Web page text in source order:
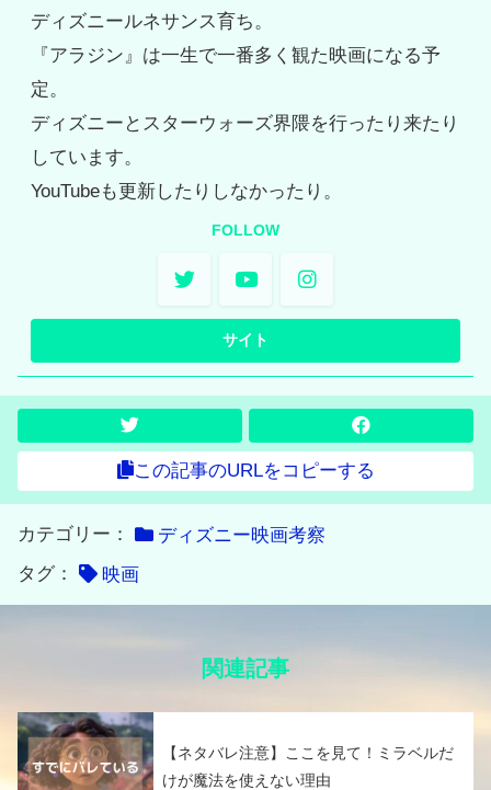
ディズニールネサンス育ち。
『アラジン』は一生で一番多く観た映画になる予
定。
ディズニーとスターウォーズ界隈を行ったり来たり
しています。
YouTubeも更新したりしなかったり。
FOLLOW
この記事のURLをコピーする
カテゴリー：
ディズニー映画考察
タグ：
映画
関連記事
【ネタバレ注意】ここを見て！ミラベルだ
けが魔法を使えない理由